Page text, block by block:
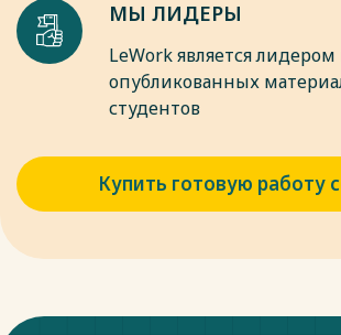
МЫ ЛИДЕРЫ
LeWork является
опубликованных
студентов
Купить готовую работу